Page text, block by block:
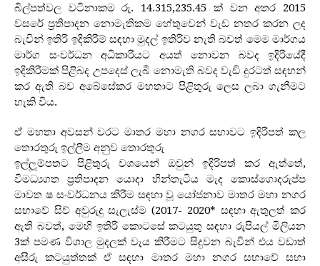
බිල්පත්වල වටිනාකම රු. 14.315,235.45 ක් වන අතර 2015
වසරේ ප‍්‍රතිපාදන නොමැතිකම හේතුවෙන් වැඩ නතර කරන ලද
බැවින් ඉතිරි ඉදිකිරීම් සඳහා මුදල් ඉතිරිව නැති බවත් මෙම මාර්ගය
මාර්ග සංවර්ධන අධිකාරියට අයත් නොවන බවද ඉදිරියේදී
ඉදිකිරීමක් පිළිබද උපදෙස් ලැබී නොමැති බවද වැඩි දුරටත් සඳහන්
කර ඇති බව අබේසේකර මහතාට පිළිතුරු ලෙස ලබා ගැනීමට
හැකි විය.
ඒ මහතා අවසන් වරට මාතර මහා නගර සභාවට ඉදිරිපත් කල
තොරතුරු ඉල්ලීම අනුව තොරතුරු
ඉල්ලූ‍ම්පතට පිළිතුරු වශයෙන් ඔවුන් ඉදිරිපත් කර ඇත්තේ,
විමධ්‍යගත ප‍්‍රතිපාදන යොදා හින්තැටිය මැද කොස්ගොදරුප්ප
මාවත ෂ සංවර්ධනය කිරීම සඳහා වූ යෝජනාව මාතර මහා නගර
සභාවේ සිව් අවුරුදු සැලැස්ම (2017- 2020* සඳහා ඇතුලත් කර
ඇති බවත්, මෙහි ඉතිරි කොටසේ කටයුතු සඳහා රුපියල් මිලියන
3ක් පමණ විශාල මුදලක් වැය කිරීමට සිදුවන බැවින් එය වඩාත්
අසීරු කටයුත්තක් ඒ සඳහා මාතර මහා නගර සභාවේ සභා